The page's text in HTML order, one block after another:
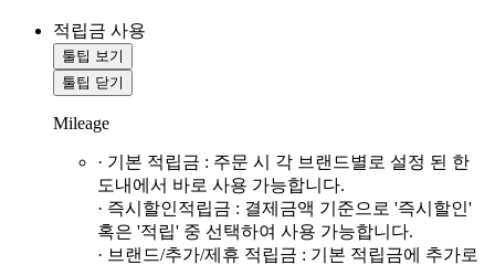
적립금 사용
툴팁 보기
툴팁 닫기
Mileage
· 기본 적립금 : 주문 시 각 브랜드별로 설정 된 한
도내에서 바로 사용 가능합니다.
· 즉시할인적립금 : 결제금액 기준으로 '즉시할인'
혹은 '적립' 중 선택하여 사용 가능합니다.
· 브랜드/추가/제휴 적립금 : 기본 적립금에 추가로